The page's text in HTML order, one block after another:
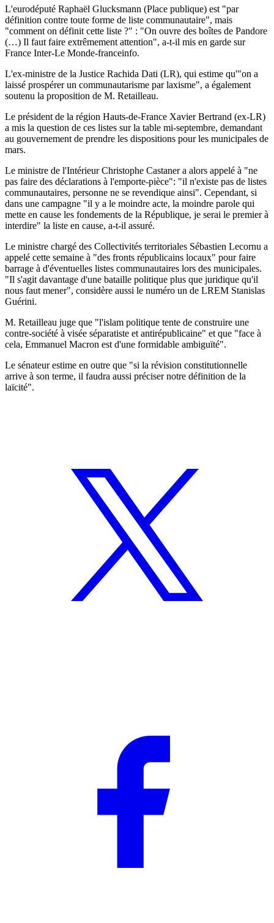
L'eurodéputé Raphaël Glucksmann (Place publique) est "par
définition contre toute forme de liste communautaire", mais
"comment on définit cette liste ?" : "On ouvre des boîtes de Pandore
(…) Il faut faire extrêmement attention", a-t-il mis en garde sur
France Inter-Le Monde-franceinfo.
L'ex-ministre de la Justice Rachida Dati (LR), qui estime qu'"on a
laissé prospérer un communautarisme par laxisme", a également
soutenu la proposition de M. Retailleau.
Le président de la région Hauts-de-France Xavier Bertrand (ex-LR)
a mis la question de ces listes sur la table mi-septembre, demandant
au gouvernement de prendre les dispositions pour les municipales de
mars.
Le ministre de l'Intérieur Christophe Castaner a alors appelé à "ne
pas faire des déclarations à l'emporte-pièce": "il n'existe pas de listes
communautaires, personne ne se revendique ainsi". Cependant, si
dans une campagne "il y a le moindre acte, la moindre parole qui
mette en cause les fondements de la République, je serai le premier à
interdire" la liste en cause, a-t-il assuré.
Le ministre chargé des Collectivités territoriales Sébastien Lecornu a
appelé cette semaine à "des fronts républicains locaux" pour faire
barrage à d'éventuelles listes communautaires lors des municipales.
"Il s'agit davantage d'une bataille politique plus que juridique qu'il
nous faut mener", considère aussi le numéro un de LREM Stanislas
Guérini.
M. Retailleau juge que "l'islam politique tente de construire une
contre-société à visée séparatiste et antirépublicaine" et que "face à
cela, Emmanuel Macron est d'une formidable ambiguïté".
Le sénateur estime en outre que "si la révision constitutionnelle
arrive à son terme, il faudra aussi préciser notre définition de la
laïcité".